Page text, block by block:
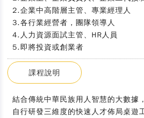
2.企業中高階層主管、專業經理人
3.各行業經營者，團隊領導人
4.人力資源面試主管、HR人員
5.即將投資或創業者
課程說明
結合傳統中華民族用人智慧的大數據
自行研發三維度的快速人才佈局桌遊